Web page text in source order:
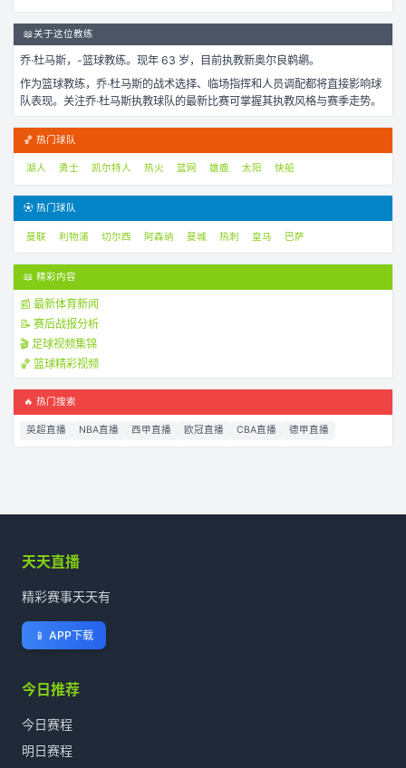
📖关于这位教练
乔·杜马斯， -篮球教练。 现年 63 岁，
目前执教新奥尔良鹈鹕。
作为篮球教练， 乔·杜马斯的战术选择、临场指挥和人员调配都将直接影响球
队表现。关注乔·杜马斯执教球队的最新比赛可掌握其执教风格与赛季走势。
🏀 热门球队
湖人 勇士 凯尔特人 热火 篮网 雄鹿 太阳 快船
⚽ 热门球队
曼联 利物浦 切尔西 阿森纳 曼城 热刺 皇马 巴萨
📖 精彩内容
📰 最新体育新闻
📝 赛后战报分析
🎬 足球视频集锦
🏀 篮球精彩视频
🔥 热门搜索
英超直播 NBA直播 西甲直播 欧冠直播 CBA直播 德甲直播
天天直播
精彩赛事天天有
📱 APP下载
今日推荐
今日赛程
明日赛程